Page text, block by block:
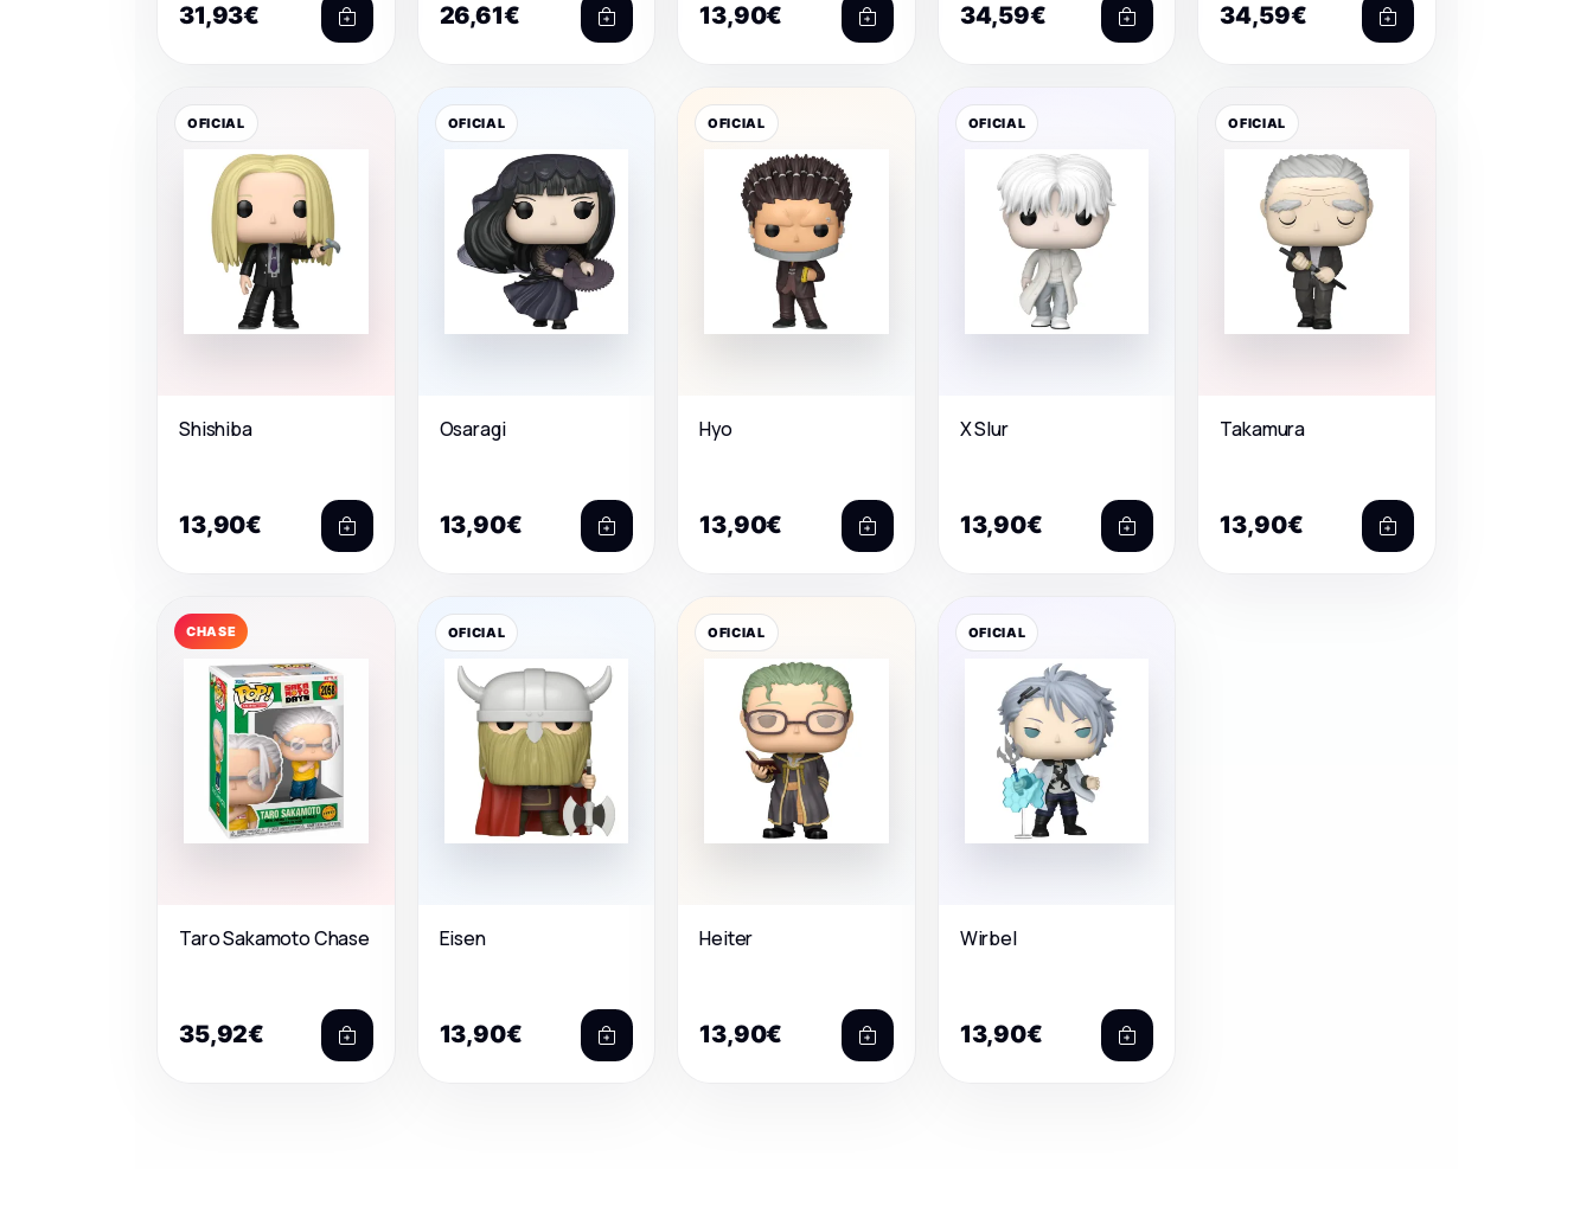
31,93€ 26,61€ 13,90€ 34,59€ 34,59€
OFICIAL
Shishiba
13,90€
OFICIAL
Osaragi
13,90€
OFICIAL
Hyo
13,90€
OFICIAL
X Slur
13,90€
OFICIAL
Takamura
13,90€
CHASE
Taro Sakamoto Chase
35,92€
OFICIAL
Eisen
13,90€
OFICIAL
Heiter
13,90€
OFICIAL
Wirbel
13,90€